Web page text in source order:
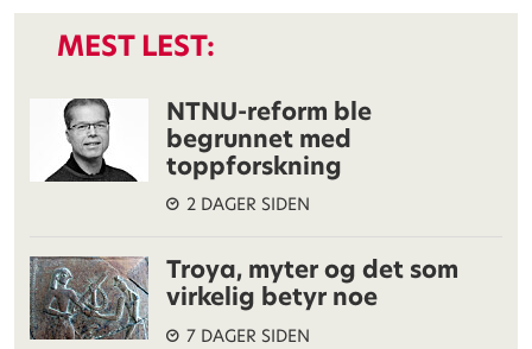
MEST LEST:
NTNU-reform ble
begrunnet med
toppforskning
2 DAGER SIDEN
Troya, myter og det som
virkelig betyr noe
7 DAGER SIDEN